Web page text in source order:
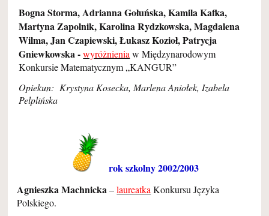
Bogna Storma, Adrianna Gołuńska, Kamila Kafka,
Martyna Zapolnik, Karolina Rydzkowska, Magdalena
Wilma, Jan Czapiewski, Łukasz Kozioł, Patrycja
Gniewkowska -wyróżnienia w Międzynarodowym
Konkursie Matematycznym „KANGUR”
Opiekun: Krystyna Kosecka, Marlena Aniołek, Izabela
Pelplińska
rok szkolny 2002/2003
Agnieszka Machnicka–laureatkaKonkursu Języka
Polskiego.